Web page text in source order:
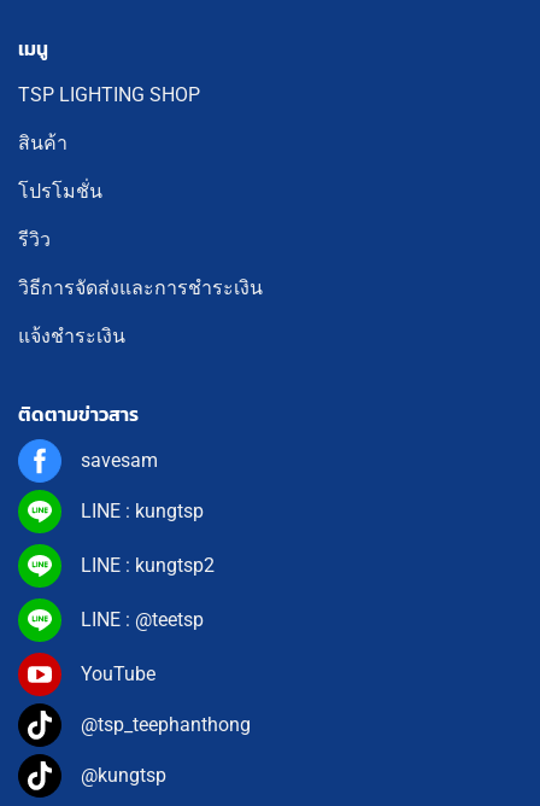
เมนู
TSP LIGHTING SHOP
สินค้า
โปรโมชั่น
รีวิว
วิธีการจัดส่งและการชำระเงิน
แจ้งชำระเงิน
ติดตามข่าวสาร
savesam
LINE : kungtsp
LINE : kungtsp2
LINE : @teetsp
YouTube
@tsp_teephanthong
@kungtsp